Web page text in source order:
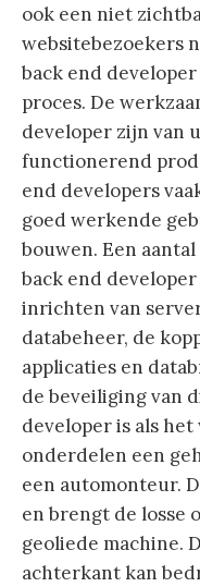
ook een niet
websitebezoekers
back end
proces. De
developer zijn van
functionerend
end developers
goed werkende
bouwen. Een
back end
inrichten van
databeheer, de
applicaties en
de beveiliging van
developer is als het
onderdelen een
een automonteur.
en brengt de losse
geoliede machine.
achterkant kan